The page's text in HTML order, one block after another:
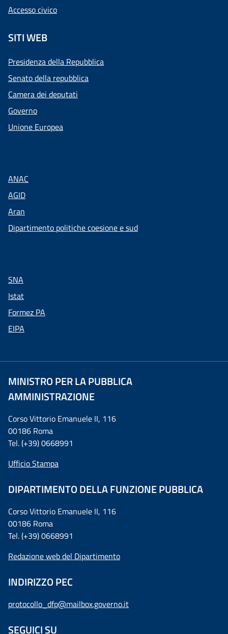
Accesso civico
SITI WEB
Presidenza della Repubblica
Senato della repubblica
Camera dei deputati
Governo
Unione Europea
ANAC
AGID
Aran
Dipartimento politiche coesione e sud
SNA
Istat
Formez PA
EIPA
MINISTRO PER LA PUBBLICA
AMMINISTRAZIONE
Corso Vittorio Emanuele II, 116
00186 Roma
Tel. (+39) 0668991
Ufficio Stampa
DIPARTIMENTO DELLA FUNZIONE PUBBLICA
Corso Vittorio Emanuele II, 116
00186 Roma
Tel. (+39) 0668991
Redazione web del Dipartimento
INDIRIZZO PEC
protocollo_dfp@mailbox.governo.it
SEGUICI SU